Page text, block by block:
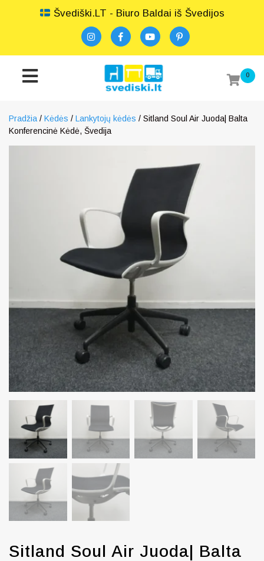
Švediški.LT - Biuro Baldai iš Švedijos
0
Pradžia / Kėdės / Lankytojų kėdės / Sitland Soul Air Juoda| Balta
Konferencinė Kėdė, Švedija
Sitland Soul Air Juoda| Balta